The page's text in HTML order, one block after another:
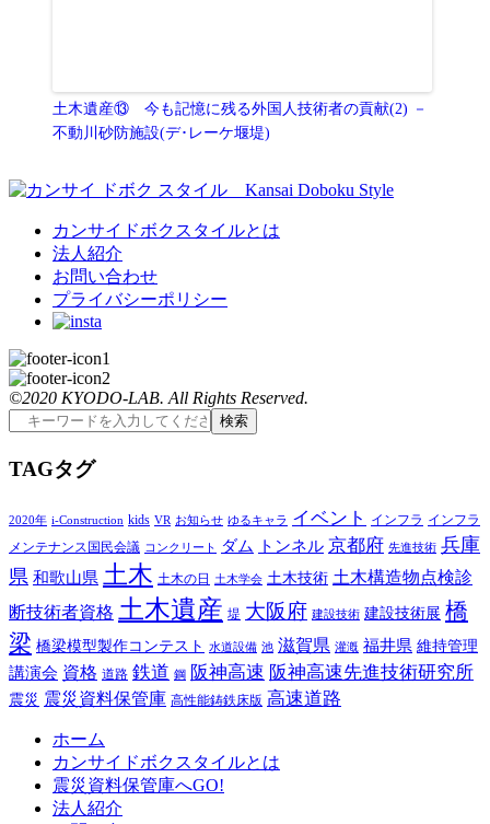
土木遺産⑬ 今も記憶に残る外国人技術者の貢献(2) －
不動川砂防施設(デ･レーケ堰堤)
カンサイドボクスタイルとは
法人紹介
お問い合わせ
プライバシーポリシー
©2020 KYODO-LAB. All Rights Reserved.
TAGタグ
2020年 i-Construction kids VR お知らせ ゆるキャラ イベント インフラ インフラ
メンテナンス国民会議
コンクリート ダム トンネル 京都府 先進技術 兵庫
県 和歌山県 土木 土木の日 土木学会 土木技術 土木構造物点検診
断技術者資格 土木遺産 堤 大阪府 建設技術 建設技術展 橋
梁 橋梁模型製作コンテスト 水道設備 池 滋賀県 灌漑 福井県 維持管理
講演会 資格 道路 鉄道 鋼 阪神高速 阪神高速先進技術研究所
震災 震災資料保管庫 高性能鋳鉄床版 高速道路
ホーム
カンサイドボクスタイルとは
震災資料保管庫へGO!
法人紹介